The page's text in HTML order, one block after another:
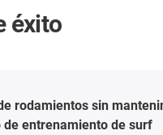
éxito
rodamientos sin
de entrenamiento de surf